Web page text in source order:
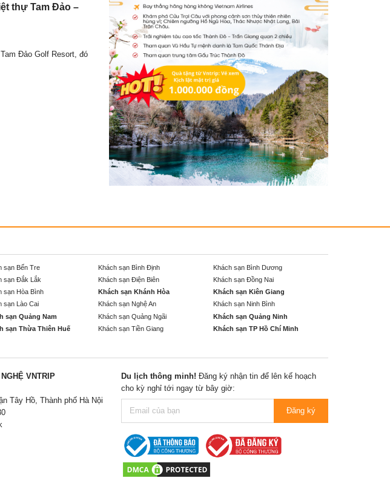
thự Tam Đảo –
Đảo Golf Resort, đó
sạn Bến Tre Khách sạn Bình Định
Khách sạn Bình Dương
sạn Đắk Lắk Khách sạn Điện Biên
Khách sạn Đồng Nai
sạn Hòa Bình Khách sạn Khánh Hòa
Khách sạn Kiên Giang
sạn Lào Cai Khách sạn Nghệ An
Khách sạn Ninh Bình
sạn Quảng Nam Khách sạn Quảng Ngãi
Khách sạn Quảng Ninh
sạn Thừa Thiên Huế Khách sạn Tiền Giang
Khách sạn TP Hồ Chí Minh
VNTRIP
Tây Hồ, Thành phố Hà Nội
Du lịch thông minh! Đăng ký nhận tin để lên kế hoạch
cho kỳ nghỉ tới ngay từ bây giờ:
Đăng ký